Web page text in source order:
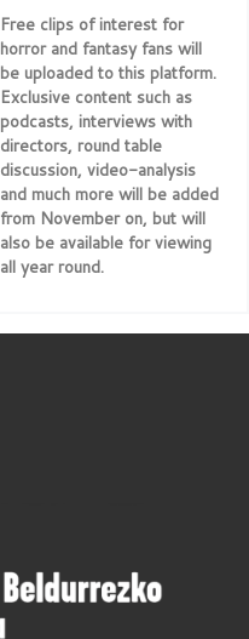
Free clips of interest for
horror and fantasy fans will
be uploaded to this platform.
Exclusive content such as
podcasts, interviews with
directors, round table
discussion, video-analysis
and much more will be added
from November on, but will
also be available for viewing
all year round.